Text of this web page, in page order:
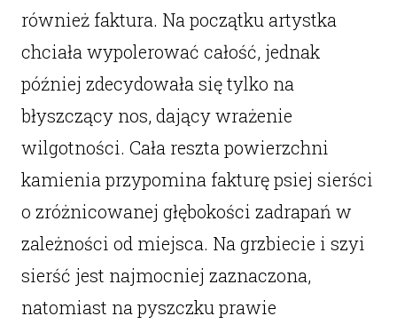
również faktura. Na początku artystka
chciała wypolerować całość, jednak
później zdecydowała się tylko na
błyszczący nos, dający wrażenie
wilgotności. Cała reszta powierzchni
kamienia przypomina fakturę psiej sierści
o zróżnicowanej głębokości zadrapań w
zależności od miejsca. Na grzbiecie i szyi
sierść jest najmocniej zaznaczona,
natomiast na pyszczku prawie